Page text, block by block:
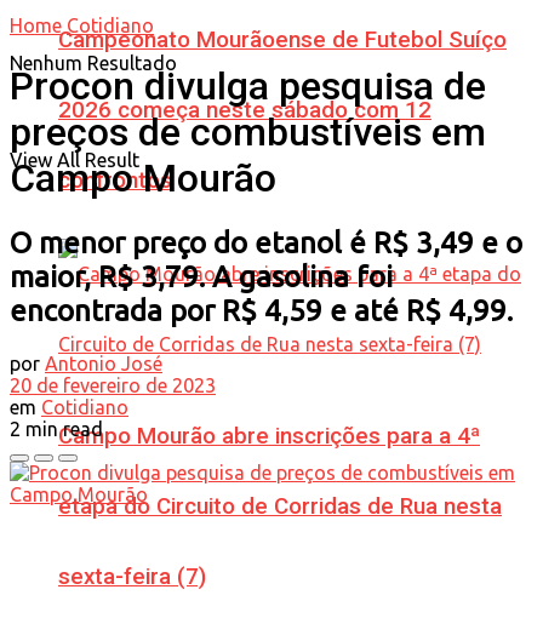
Campeonato Mourãoense de Futebol Suíço
2026 começa neste sábado com 12
confrontos
Campo Mourão abre inscrições para a 4ª
etapa do Circuito de Corridas de Rua nesta
sexta-feira (7)
Nenhum Resultado
View All Result
Home Cotidiano
Procon divulga pesquisa de
preços de combustíveis em
Campo Mourão
O menor preço do etanol é R$ 3,49 e o
maior, R$ 3,79. A gasolina foi
encontrada por R$ 4,59 e até R$ 4,99.
por Antonio José
20 de fevereiro de 2023
em Cotidiano
2 min read